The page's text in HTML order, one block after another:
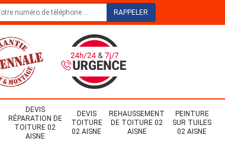
DEVIS
RÉPARATION DE
TOITURE 02
AISNE
DEVIS
TOITURE
02 AISNE
REHAUSSEMENT
DE TOITURE 02
AISNE
PEINTURE
SUR TUILES
02 AISNE